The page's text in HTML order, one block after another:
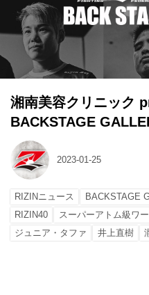
湘南美容クリニック
BACKSTAGE
2023-01-25
RIZINニュース BACKSTAGE
RIZIN40
スーパーアトム級ワ
ジュニア・タファ
井上直樹